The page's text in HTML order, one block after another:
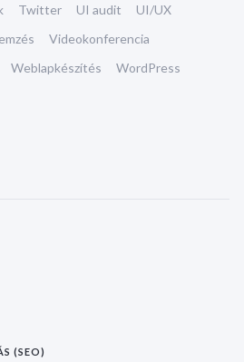
Twitter UI audit
UI/UX
Videokonferencia
Weblapkészítés
WordPress
(SEO)